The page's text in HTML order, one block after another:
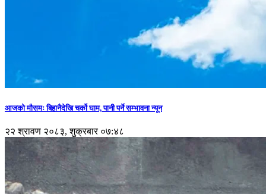
आजको मौसमः बिहानैदेखि चर्को घाम, पानी पर्ने सम्भावना न्यून
२२ श्रावण २०८३, शुक्रबार ०७:४८